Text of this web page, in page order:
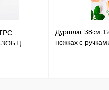
3ОБЩ
Дуршлаг 38см
ножках с